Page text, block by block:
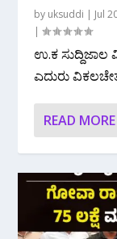
by uksuddi | Jul
|
ಉ.ಕ
ಎದುರು
READ MORE